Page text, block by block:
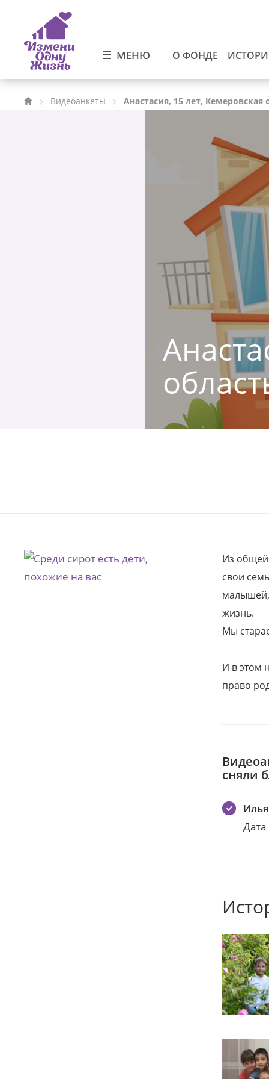
МЕНЮ О ФОНДЕ
Видеоанкеты Анастасия, 15 лет, Кемеровская
Из общей
свои
малышей,
жизнь.
Мы
И в этом
право
сняли